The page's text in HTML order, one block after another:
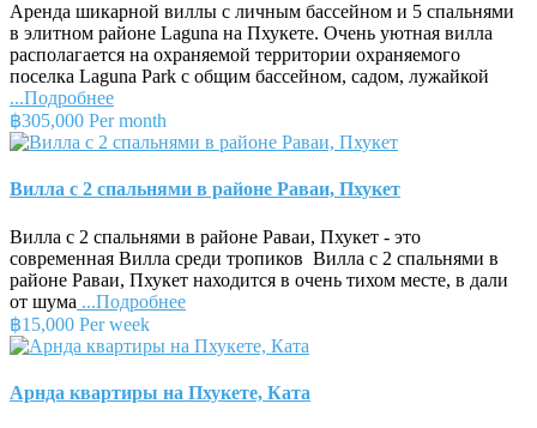
Аренда шикарной виллы с личным бассейном и 5 спальнями
в элитном районе Laguna на Пхукете. Очень уютная вилла
располагается на охраняемой территории охраняемого
поселка Laguna Park с общим бассейном, садом, лужайкой
...Подробнее
฿305,000 Per month
Вилла с 2 спальнями в районе Раваи, Пхукет
Вилла с 2 спальнями в районе Раваи, Пхукет - это
современная Вилла среди тропиков Вилла с 2 спальнями в
районе Раваи, Пхукет находится в очень тихом месте, в дали
от шума ...Подробнее
฿15,000 Per week
Арнда квартиры на Пхукете, Ката